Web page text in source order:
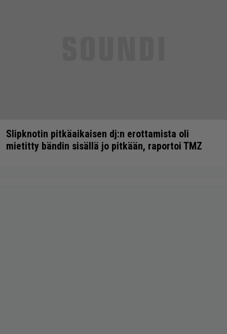
Slipknotin pitkäaikaisen dj:n erottamista oli
mietitty bändin sisällä jo pitkään, raportoi TMZ